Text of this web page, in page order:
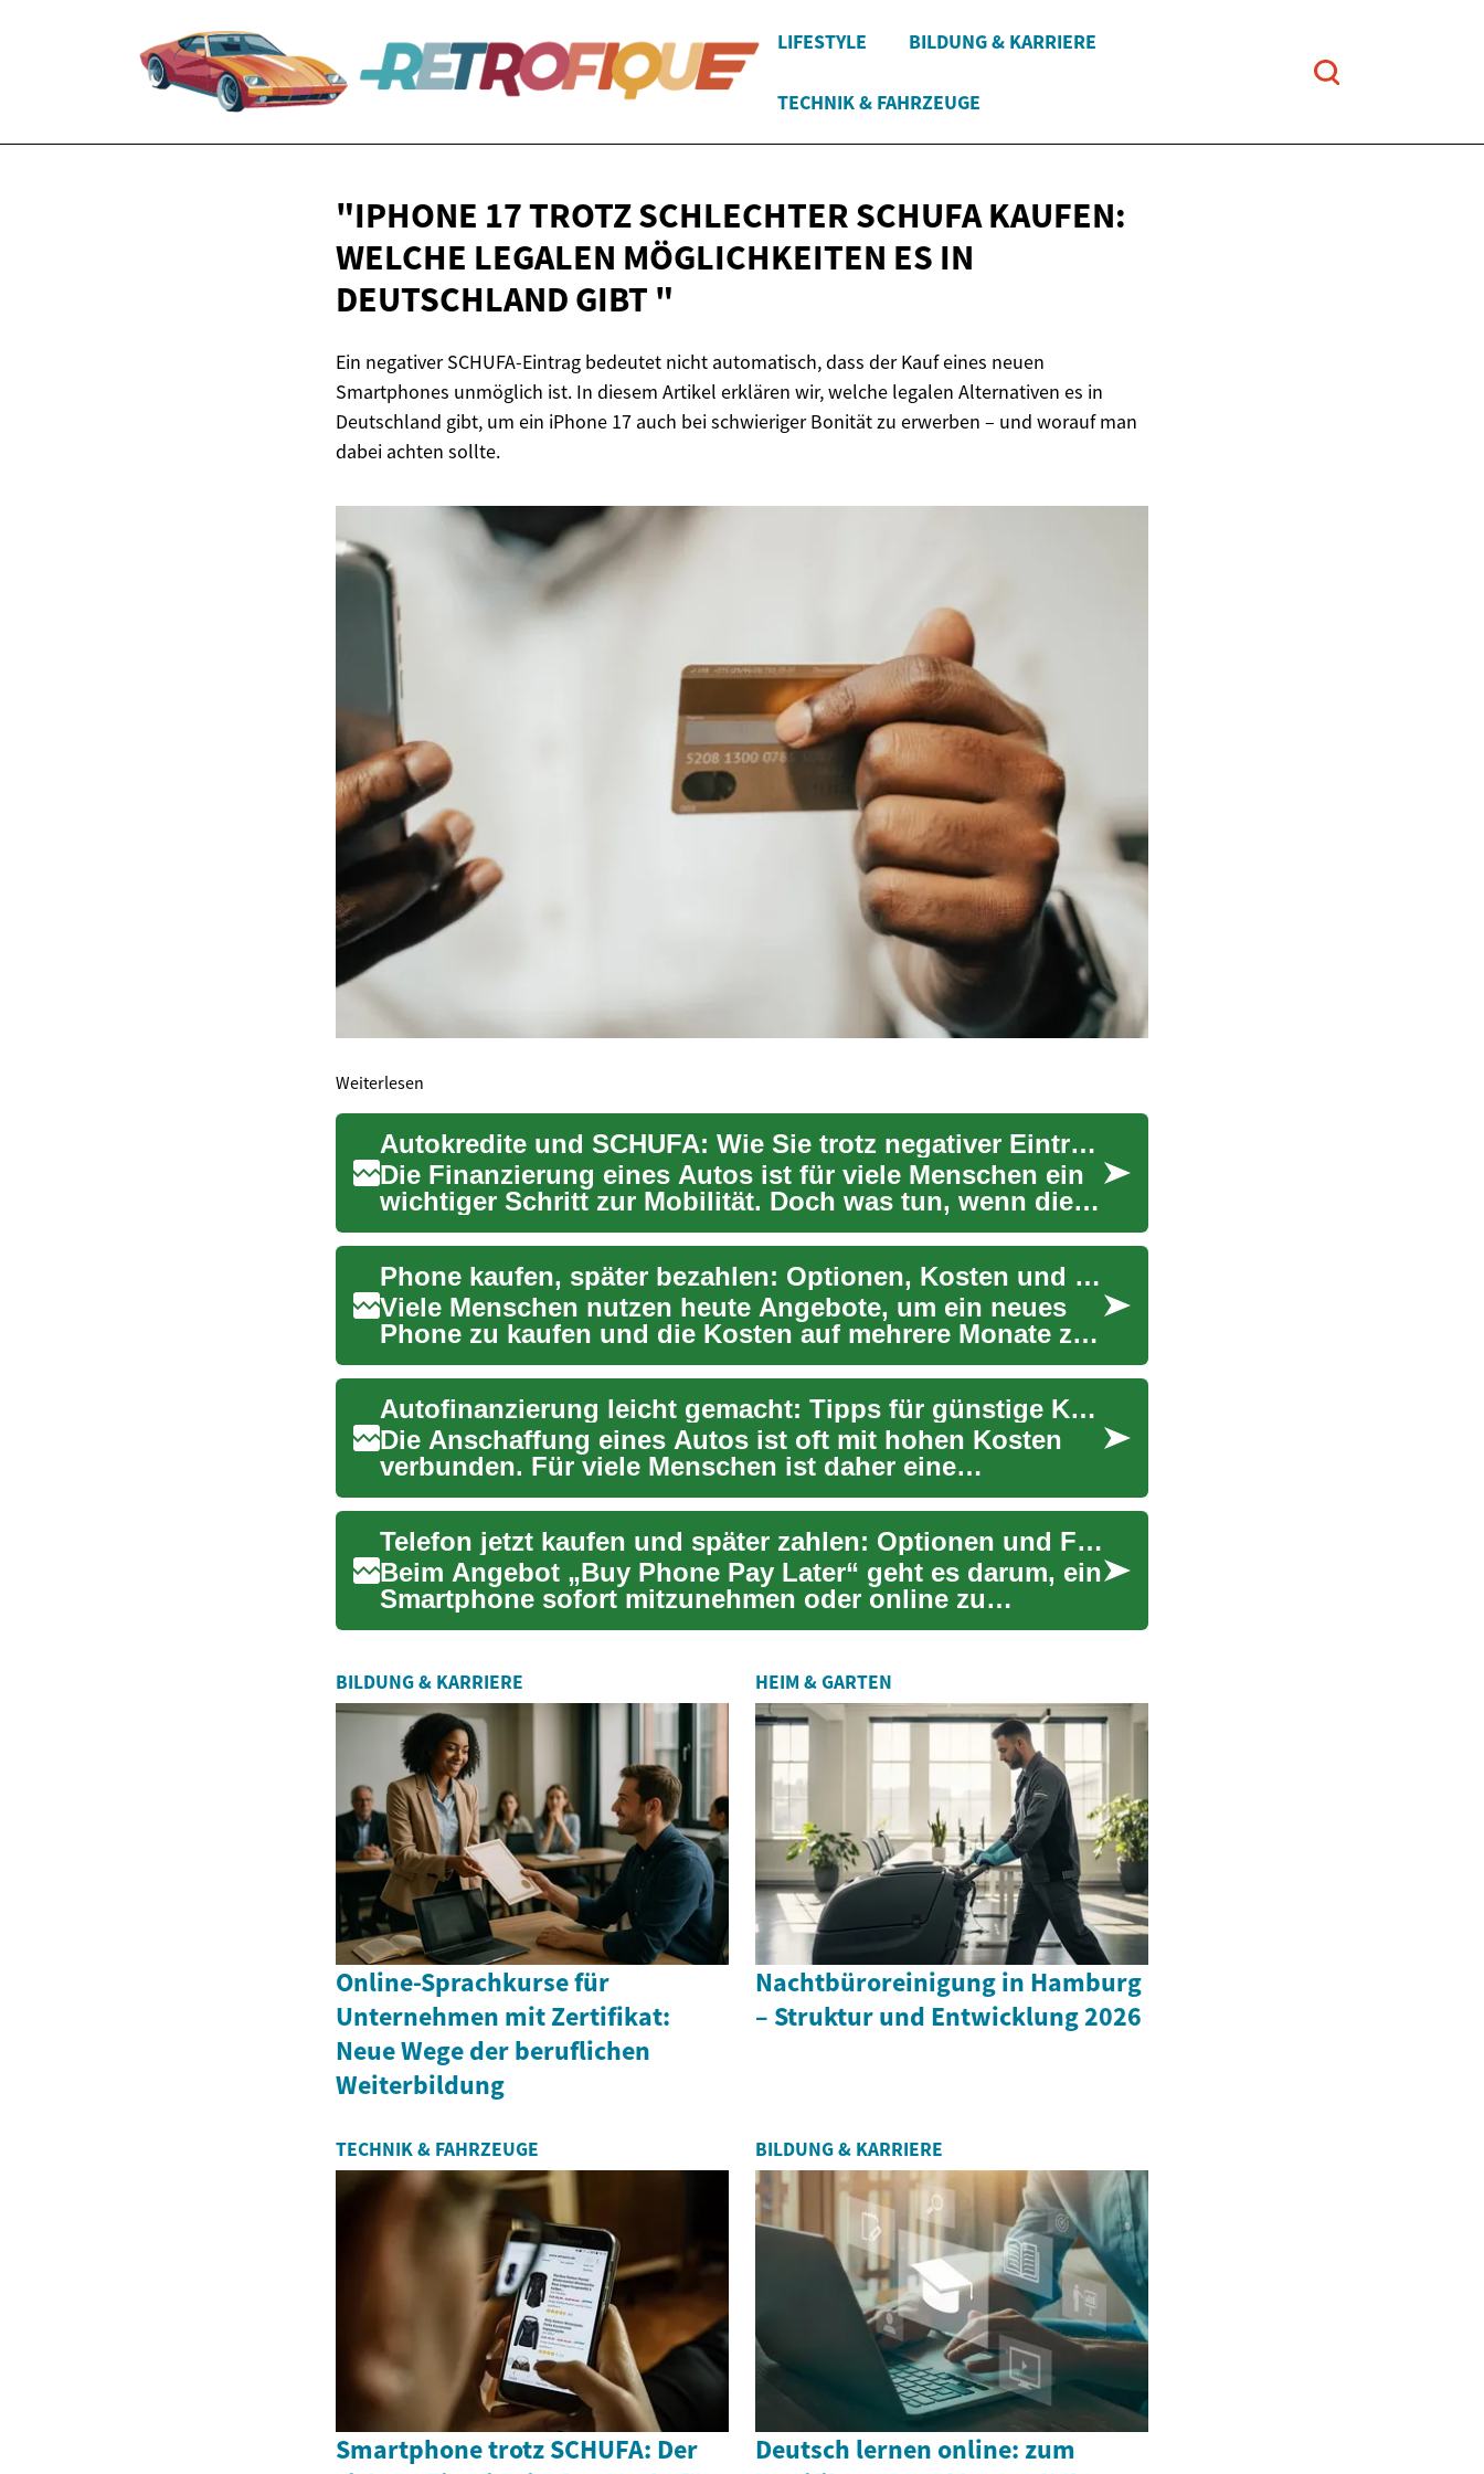
LIFESTYLE BILDUNG & KARRIERE
TECHNIK & FAHRZEUGE
"IPHONE 17 TROTZ SCHLECHTER SCHUFA KAUFEN:
WELCHE LEGALEN MÖGLICHKEITEN ES IN
DEUTSCHLAND GIBT "
Ein negativer SCHUFA-Eintrag bedeutet nicht automatisch, dass der Kauf eines neuen
Smartphones unmöglich ist. In diesem Artikel erklären wir, welche legalen Alternativen es in
Deutschland gibt, um ein iPhone 17 auch bei schwieriger Bonität zu erwerben – und worauf man
dabei achten sollte.
Weiterlesen
Autokredite und SCHUFA: Wie Sie trotz negativer Einträge ein Auto finanzieren können
Die Finanzierung eines Autos ist für viele Menschen ein
wichtiger Schritt zur Mobilität. Doch was tun, wenn die
SCHUF...
Phone kaufen, später bezahlen: Optionen, Kosten und Hinweise
Viele Menschen nutzen heute Angebote, um ein neues
Phone zu kaufen und die Kosten auf mehrere Monate zu
verteilen. So...
Autofinanzierung leicht gemacht: Tipps für günstige Kredite und gute SCHUFA-Scores
Die Anschaffung eines Autos ist oft mit hohen Kosten
verbunden. Für viele Menschen ist daher eine
Autofinanzierung de...
Telefon jetzt kaufen und später zahlen: Optionen und Fallstricke
Beim Angebot „Buy Phone Pay Later“ geht es darum, ein
Smartphone sofort mitzunehmen oder online zu
bestellen und die ...
BILDUNG & KARRIERE
Online-Sprachkurse für
Unternehmen mit Zertifikat:
Neue Wege der beruflichen
Weiterbildung
HEIM & GARTEN
Nachtbüroreinigung in Hamburg
– Struktur und Entwicklung 2026
TECHNIK & FAHRZEUGE
Smartphone trotz SCHUFA: Der
BILDUNG & KARRIERE
Deutsch lernen online: zum